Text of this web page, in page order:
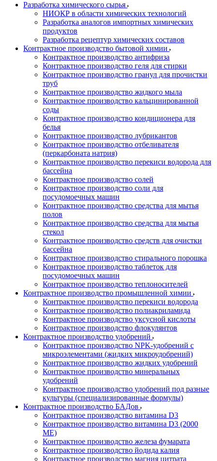
Разработка химического сырья
НИОКР в области химических технологий
Разработка аналогов импортных химических
продуктов
Разработка рецептур химических составов
Контрактное производство бытовой химии
Контрактное производство антифриза
Контрактное производство геля для стирки
Контрактное производство гранул для прочистки
труб
Контрактное производство жидкого мыла
Контрактное производство кальцинированной
соды
Контрактное производство кондиционера для
белья
Контрактное производство лубрикантов
Контрактное производство отбеливателя
(перкарбоната натрия)
Контрактное производство перекиси водорода для
бассейна
Контрактное производство солей
Контрактное производство соли для
посудомоечных машин
Контрактное производство средства для мытья
полов
Контрактное производство средства для мытья
стекол
Контрактное производство средств для очистки
бассейна
Контрактное производство стирального порошка
Контрактное производство таблеток для
посудомоечных машин
Контрактное производство теплоносителей
Контрактное производство промышленной химии
Контрактное производство перекиси водорода
Контрактное производство полиакриламида
Контрактное производство уксусной кислоты
Контрактное производство флокулянтов
Контрактное производство удобрений
Контрактное производство NPK-удобрений с
микроэлементами (жидких микроудобрений)
Контрактное производство жидких удобрений
Контрактное производство минеральных
удобрений
Контрактное производство удобрений под разные
культуры (специализированные формулы)
Контрактное производство БАДов
Контрактное производство витамина D3
Контрактное производство витамина D3 (2000
МЕ)
Контрактное производство железа фумарата
Контрактное производство йодида калия
Контрактное производство магния цитрата